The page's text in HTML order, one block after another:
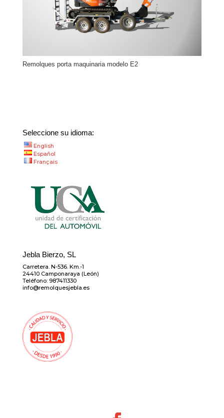
Remolques porta maquinaria modelo E2
Seleccione su idioma:
English
Español
Français
Jebla Bierzo, SL
Carretera. N-536. Km.-1
24410 Camponaraya (León)
Teléfono: 987411330
info@remolquesjebla.es